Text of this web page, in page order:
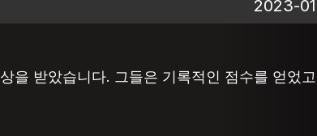
2023-
을 받았습니다. 그들은 기록적인 점수를 얻었